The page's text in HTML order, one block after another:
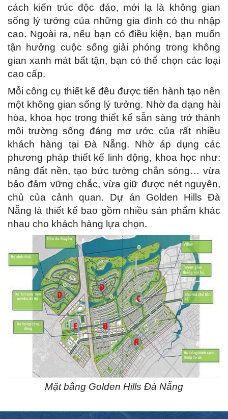
cách kiến ​​trúc độc đáo, mới lạ là không gian
sống lý tưởng của những gia đình có thu nhập
cao. Ngoài ra, nếu bạn có điều kiện, bạn muốn
tận hưởng cuộc sống giải phóng trong không
gian xanh mát bất tận, bạn có thể chọn các loại
cao cấp.
Mỗi công cụ thiết kế đều được tiến hành tạo nên
một không gian sống lý tưởng. Nhờ đa dạng hài
hòa, khoa học trong thiết kế sẵn sàng trở thành
môi trường sống đáng mơ ước của rất nhiều
khách hàng tại Đà Nẵng. Nhờ áp dụng các
phương pháp thiết kế linh động, khoa học như:
nâng đất nền, tạo bức tường chắn sóng… vừa
bảo đảm vững chắc, vừa giữ được nét nguyên,
chủ của cảnh quan. Dự án Golden Hills Đà
Nẵng là thiết kế bao gồm nhiều sản phẩm khác
nhau cho khách hàng lựa chọn.
Mặt bằng Golden Hills Đà Nẵng